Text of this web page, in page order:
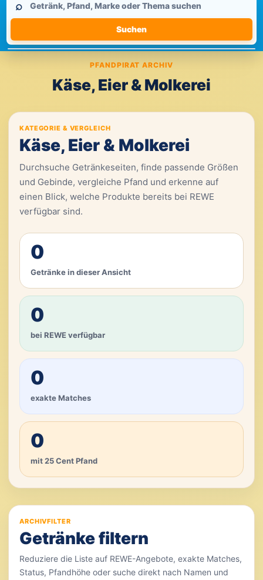
durchsuchen
⌕
Suchen
PFANDPIRAT ARCHIV
Käse, Eier & Molkerei
KATEGORIE & VERGLEICH
Käse, Eier & Molkerei
Durchsuche Getränkeseiten, finde passende Größen
und Gebinde, vergleiche Pfand und erkenne auf
einen Blick, welche Produkte bereits bei REWE
verfügbar sind.
0
Getränke in dieser Ansicht
0
bei REWE verfügbar
0
exakte Matches
0
mit 25 Cent Pfand
ARCHIVFILTER
Getränke filtern
Reduziere die Liste auf REWE-Angebote, exakte Matches,
Status, Pfandhöhe oder suche direkt nach Namen und